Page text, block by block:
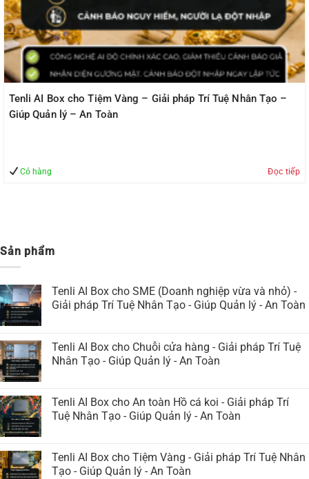
Tenli AI Box cho Tiệm Vàng – Giải pháp Trí Tuệ Nhân Tạo –
Giúp Quản lý – An Toàn
Có hàng Đọc tiếp
Sản phẩm
Tenli AI Box cho SME (Doanh nghiệp vừa và nhỏ) -
Giải pháp Trí Tuệ Nhân Tạo - Giúp Quản lý - An Toàn
Tenli AI Box cho Chuỗi cửa hàng - Giải pháp Trí Tuệ
Nhân Tạo - Giúp Quản lý - An Toàn
Tenli AI Box cho An toàn Hồ cá koi - Giải pháp Trí
Tuệ Nhân Tạo - Giúp Quản lý - An Toàn
Tenli AI Box cho Tiệm Vàng - Giải pháp Trí Tuệ Nhân
Tạo - Giúp Quản lý - An Toàn